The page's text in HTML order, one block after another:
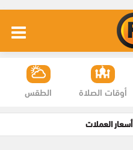
الطقس أوقات الصلاة
أسعار العملات